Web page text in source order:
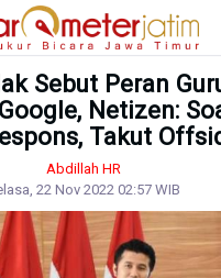
Sebut Peran
Netizen:
Takut
Abdillah HR
22 Nov 2022 02:57 WIB